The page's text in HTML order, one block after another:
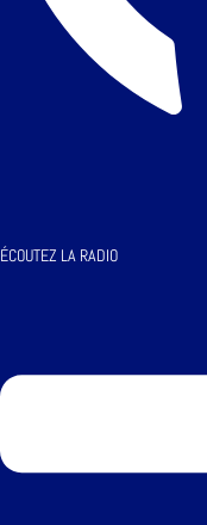
ÉCOUTEZ LA RADIO